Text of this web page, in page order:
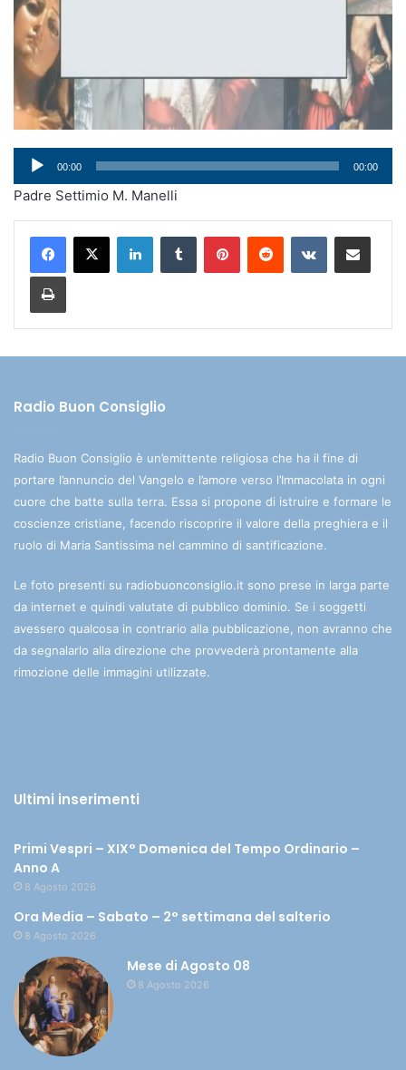
Audio
Player
00:00 00:00
Padre Settimio M. Manelli
Radio Buon Consiglio
Radio Buon Consiglio è un’emittente religiosa che ha il fine di
portare l’annuncio del Vangelo e l’amore verso l’Immacolata in ogni
cuore che batte sulla terra. Essa si propone di istruire e formare le
coscienze cristiane, facendo riscoprire il valore della preghiera e il
ruolo di Maria Santissima nel cammino di santificazione.
Le foto presenti su radiobuonconsiglio.it sono prese in larga parte
da internet e quindi valutate di pubblico dominio. Se i soggetti
avessero qualcosa in contrario alla pubblicazione, non avranno che
da segnalarlo alla direzione che provvederà prontamente alla
rimozione delle immagini utilizzate.
Ultimi inserimenti
Primi Vespri – XIX° Domenica del Tempo Ordinario –
Anno A
8 Agosto 2026
Ora Media – Sabato – 2° settimana del salterio
8 Agosto 2026
Mese di Agosto 08
8 Agosto 2026